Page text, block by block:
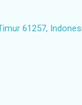
61257,